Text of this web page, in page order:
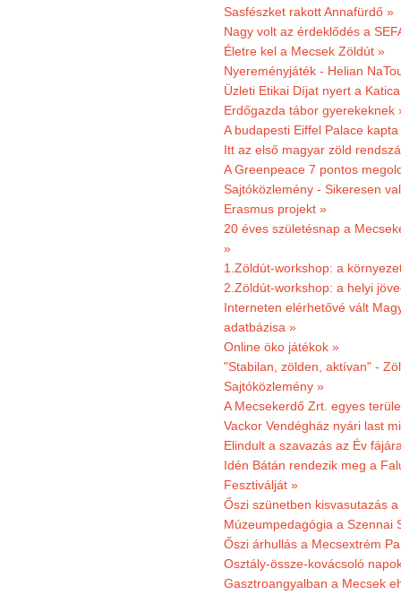
Sasfészket rakott Annafürdő »
Nagy volt az érdeklődés a
Életre kel a Mecsek Zöldút »
Nyereményjáték - Helian
Üzleti Etikai Díjat nyert a
Erdőgazda tábor gyerekeknek
A budapesti Eiffel Palace
Itt az első magyar zöld
A Greenpeace 7 pontos
Sajtóközlemény - Sikeresen
Erasmus projekt »
20 éves születésnap a
»
1.Zöldút-workshop: a
2.Zöldút-workshop: a helyi
Interneten elérhetővé vált
adatbázisa »
Online öko játékok »
"Stabilan, zölden, aktívan" -
Sajtóközlemény »
A Mecsekerdő Zrt. egyes
Vackor Vendégház nyári last
Elindult a szavazás az Év
Idén Bátán rendezik meg a
Fesztiválját »
Őszi szünetben kisvasutazás
Múzeumpedagógia a Szennai
Őszi árhullás a Mecsextrém
Osztály-össze-kovácsoló
Gasztroangyalban a Mecsek